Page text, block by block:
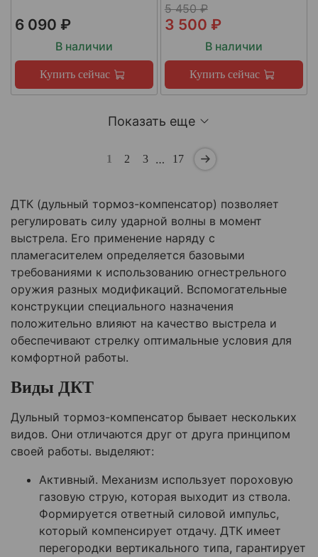
6 090 ₽
В наличии
Купить сейчас
5 450 ₽
3 500 ₽
В наличии
Купить сейчас
Показать еще
1 2 3 … 17
ДТК (дульный тормоз-компенсатор) позволяет
регулировать силу ударной волны в момент
выстрела. Его применение наряду с
пламегасителем определяется базовыми
требованиями к использованию огнестрельного
оружия разных модификаций. Вспомогательные
конструкции специального назначения
положительно влияют на качество выстрела и
обеспечивают стрелку оптимальные условия для
комфортной работы.
Виды ДКТ
Дульный тормоз-компенсатор бывает нескольких
видов. Они отличаются друг от друга принципом
своей работы. выделяют:
Активный. Механизм использует пороховую
газовую струю, которая выходит из ствола.
Формируется ответный силовой импульс,
который компенсирует отдачу. ДТК имеет
перегородки вертикального типа, гарантирует